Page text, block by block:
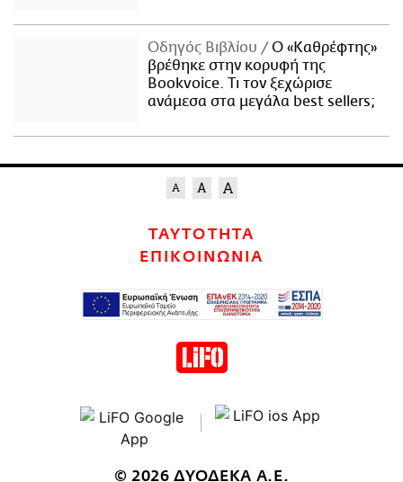
Οδηγός Βιβλίου
Ο «Καθρέφτης»
βρέθηκε στην κορυφή της
Bookvoice. Τι τον ξεχώρισε
ανάμεσα στα μεγάλα best sellers;
ΤΑΥΤΟΤΗΤΑ
ΕΠΙΚΟΙΝΩΝΙΑ
© 2026 ΔΥΟΔΕΚΑ Α.Ε.